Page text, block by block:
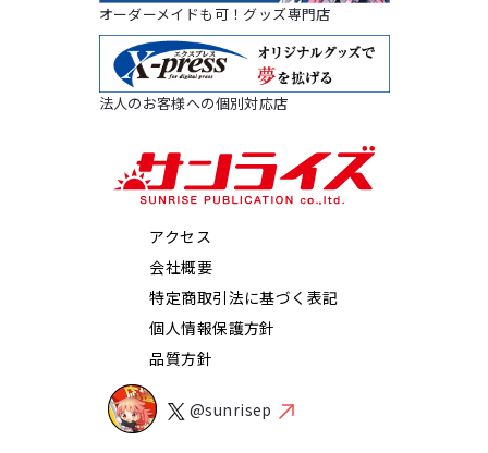
アクセス
会社概要
特定商取引法に基づく表記
個人情報保護方針
品質方針
@sunrisep
オーダーメイドも可！グッズ専門店
法人のお客様への個別対応店